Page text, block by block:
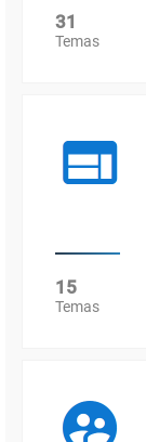
31
Temas
15
Temas